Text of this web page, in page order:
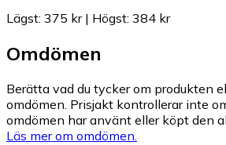
Lägst: 375 kr| Högst: 384 kr
Omdömen
Berätta vad du tycker om produkten
omdömen. Prisjakt kontrollerar inte
omdömen har använt eller köpt den
Läs mer om omdömen.